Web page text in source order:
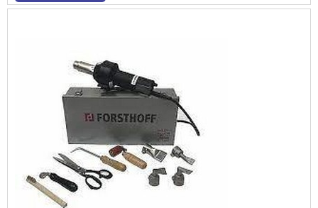
durabilidade dos materiais, além de...